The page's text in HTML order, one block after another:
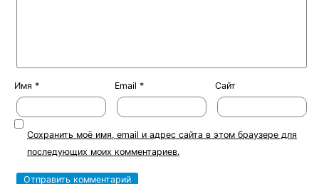
Имя * Email * Сайт
Сохранить моё имя, email и адрес сайта в этом браузере для
последующих моих комментариев.